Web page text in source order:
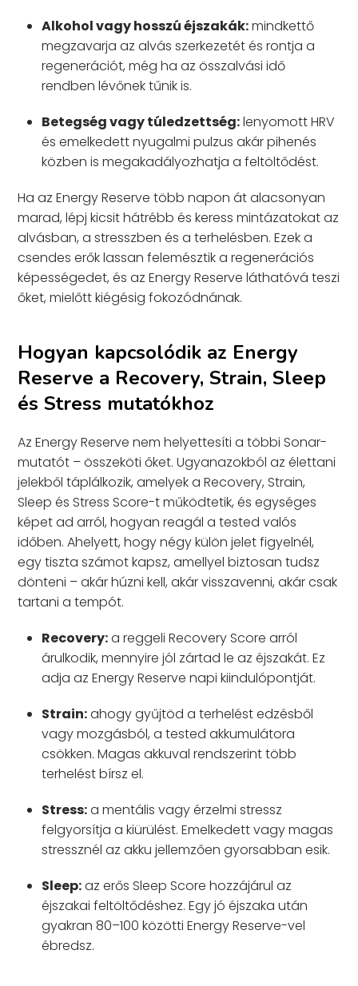
Alkohol vagy hosszú éjszakák:mindkettő
megzavarja az alvás szerkezetét és rontja a
regenerációt, még ha az összalvási idő
rendben lévőnek tűnik is.
Betegség vagy túledzettség:lenyomott HRV
és emelkedett nyugalmi pulzus akár pihenés
közben is megakadályozhatja a feltöltődést.
Ha az Energy Reserve több napon át alacsonyan
marad, lépj kicsit hátrébb és keress mintázatokat az
alvásban, a stresszben és a terhelésben. Ezek a
csendes erők lassan felemésztik a regenerációs
képességedet, és az Energy Reserve láthatóvá teszi
őket, mielőtt kiégésig fokozódnának.
Hogyan kapcsolódik az Energy
Reserve a Recovery, Strain, Sleep
és Stress mutatókhoz
Az Energy Reserve nem helyettesíti a többi Sonar-
mutatót – összeköti őket. Ugyanazokból az élettani
jelekből táplálkozik, amelyek a Recovery, Strain,
Sleep és Stress Score-t működtetik, és egységes
képet ad arról, hogyan reagál a tested valós
időben. Ahelyett, hogy négy külön jelet figyelnél,
egy tiszta számot kapsz, amellyel biztosan tudsz
dönteni – akár húzni kell, akár visszavenni, akár csak
tartani a tempót.
Recovery:a reggeli Recovery Score arról
árulkodik, mennyire jól zártad le az éjszakát. Ez
adja az Energy Reserve napi kiindulópontját.
Strain:ahogy gyűjtöd a terhelést edzésből
vagy mozgásból, a tested akkumulátora
csökken. Magas akkuval rendszerint több
terhelést bírsz el.
Stress:a mentális vagy érzelmi stressz
felgyorsítja a kiürülést. Emelkedett vagy magas
stressznél az akku jellemzően gyorsabban esik.
Sleep:az erős Sleep Score hozzájárul az
éjszakai feltöltődéshez. Egy jó éjszaka után
gyakran 80–100 közötti Energy Reserve-vel
ébredsz.